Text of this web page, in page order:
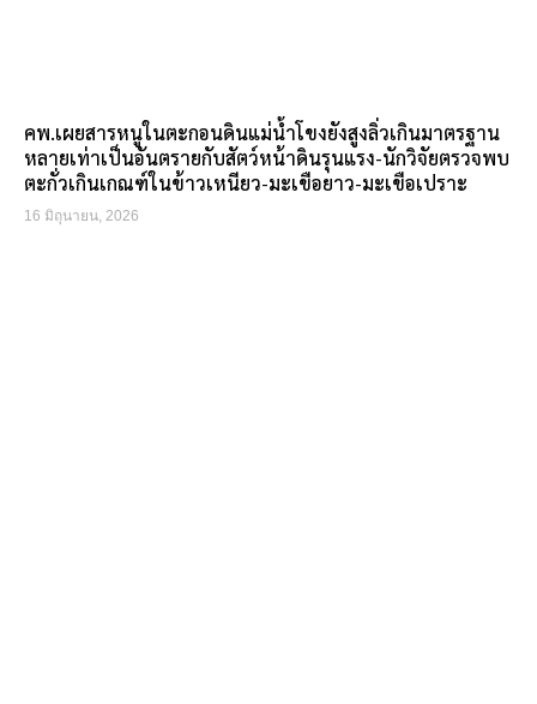
คพ.เผยสารหนูในตะกอนดินแม่น้ำโขงยังสูงลิ่วเกินมาตรฐาน
หลายเท่าเป็นอันตรายกับสัตว์หน้าดินรุนแรง-นักวิจัยตรวจพบ
ตะกั่วเกินเกณฑ์ในข้าวเหนียว-มะเขือยาว-มะเขือเปราะ
16 มิถุนายน, 2026